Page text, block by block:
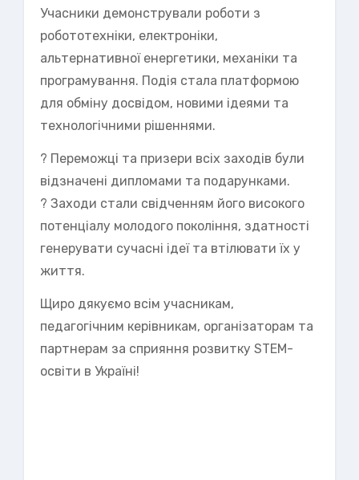
Учасники демонстрували роботи з
робототехніки, електроніки,
альтернативної енергетики, механіки та
програмування. Подія стала платформою
для обміну досвідом, новими ідеями та
технологічними рішеннями.
? Переможці та призери всіх заходів були
відзначені дипломами та подарунками.
? Заходи стали свідченням його високого
потенціалу молодого покоління, здатності
генерувати сучасні ідеї та втілювати їх у
життя.
Щиро дякуємо всім учасникам,
педагогічним керівникам, організаторам та
партнерам за сприяння розвитку STEM-
освіти в Україні!